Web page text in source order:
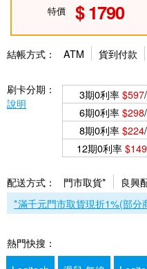
特價 1790
結帳方式： ATM 貨到付款
刷卡分期：
說明
3期0利率$597
6期0利率$298
8期0利率$224
12期0利率$149
配送方式： 門市取貨*
良興
*滿千元門市取貨現折1%(部分
熱門快搜：